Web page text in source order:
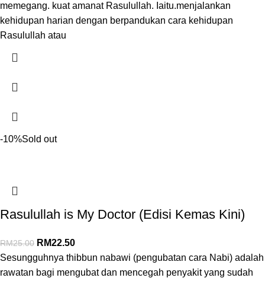
memegang. kuat amanat Rasulullah. Iaitu.menjalankan
kehidupan harian dengan berpandukan cara kehidupan
Rasulullah atau
-10%Sold out
Rasulullah is My Doctor (Edisi Kemas Kini)
RM25.00 RM22.50
Sesungguhnya thibbun nabawi (pengubatan cara Nabi) adalah
rawatan bagi mengubat dan mencegah penyakit yang sudah